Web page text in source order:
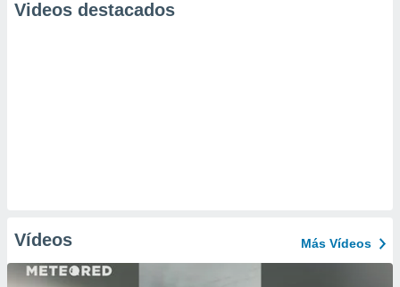
Videos destacados
Vídeos Más Vídeos